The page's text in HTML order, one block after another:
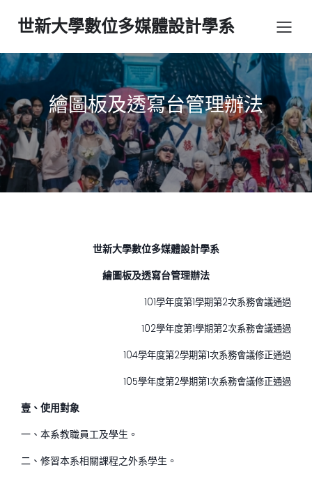
世新大學數位多媒體設計學系
繪圖板及透寫台管理辦法
世新大學數位多媒體設計學系
繪圖板及透寫台管理辦法
101學年度第1學期第2次系務會議通過
102學年度第1學期第2次系務會議通過
104學年度第2學期第1次系務會議修正通過
105學年度第2學期第1次系務會議修正通過
壹、使用對象
一、本系教職員工及學生。
二、修習本系相關課程之外系學生。